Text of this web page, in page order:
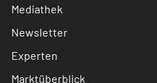
Mediathek
Newsletter
Experten
Marktüberblick